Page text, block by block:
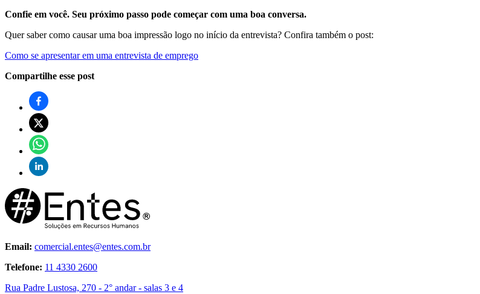
Confie em você. Seu próximo passo pode começar com uma boa conversa.
Quer saber como causar uma boa impressão logo no início da entrevista? Confira também o post:
Como se apresentar em uma entrevista de emprego
Compartilhe esse post
Email: comercial.entes@entes.com.br
Telefone: 11 4330 2600
Rua Padre Lustosa, 270 - 2° andar - salas 3 e 4